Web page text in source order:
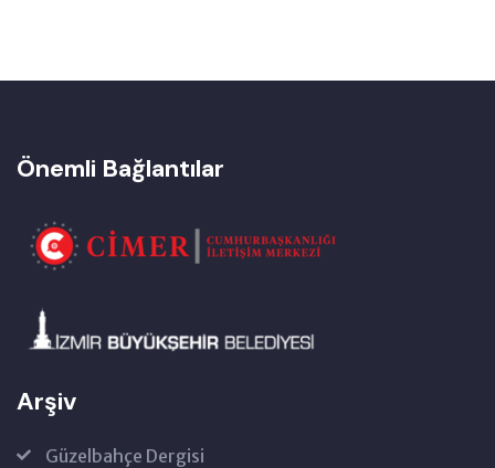
Önemli Bağlantılar
Arşiv
Güzelbahçe Dergisi